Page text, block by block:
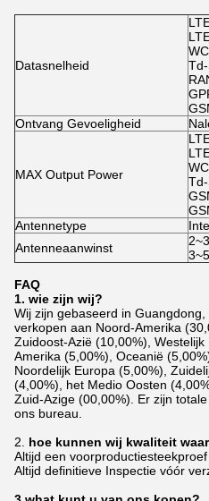
Datasnelheid
Ontvang Gevoeligheid
MAX Output Power
Antennetype
Antenneaanwinst
FAQ
1. wie zijn wij?
Wij zijn gebaseerd in
verkopen aan Noord-Amerika
Zuidoost-Azië (10,00%),
Amerika (5,00%), Oceanië
Noordelijk Europa (5,00%),
(4,00%), het Medio Oosten
Zuid-Azige (00,00%). Er zijn
ons bureau.
2. hoe kunnen wij kwaliteit
Altijd een
Altijd definitieve Inspectie vóór